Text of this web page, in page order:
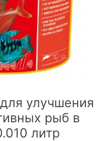
улучшения
рыб в
литр